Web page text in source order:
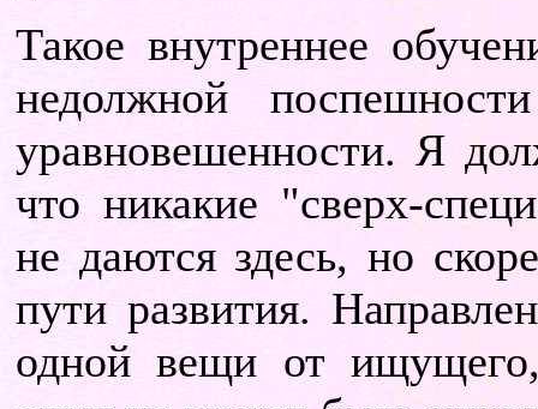
Такое внутреннее
недолжной
уравновешенности. Я
что никакие "сверх-
не даются здесь, но
пути развития.
одной вещи от